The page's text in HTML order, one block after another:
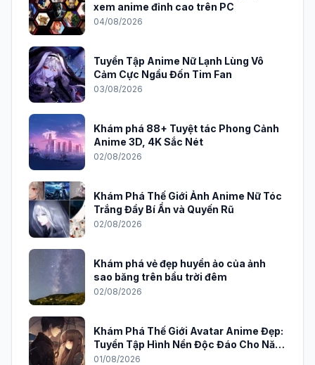
xem anime đỉnh cao trên PC
04/08/2026
Tuyển Tập Anime Nữ Lạnh Lùng Vô
Cảm Cực Ngầu Đốn Tim Fan
03/08/2026
Khám phá 88+ Tuyệt tác Phong Cảnh
Anime 3D, 4K Sắc Nét
02/08/2026
Khám Phá Thế Giới Ảnh Anime Nữ Tóc
Trắng Đầy Bí Ẩn và Quyến Rũ
02/08/2026
Khám phá vẻ đẹp huyền ảo của ảnh
sao băng trên bầu trời đêm
02/08/2026
Khám Phá Thế Giới Avatar Anime Đẹp:
Tuyển Tập Hình Nền Độc Đáo Cho Năm
2026
01/08/2026